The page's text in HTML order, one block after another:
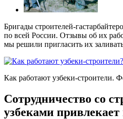
Бригады строителей-
по всей России. Отзывы об их
мы решили пригласить их
Как работают узбеки-строители.
Сотрудничество со
узбеками